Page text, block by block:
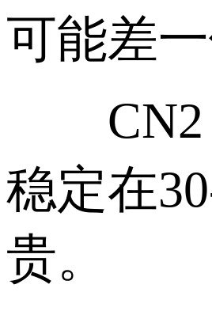
可能差
CN2
稳定在
贵。